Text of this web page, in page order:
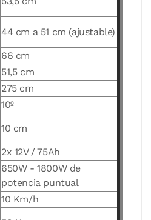
44 cm a 51 cm (ajustable)
66 cm
51,5 cm
275 cm
10º
10 cm
2x 12V / 75Ah
650W - 1800W de
potencia puntual
10 Km/h